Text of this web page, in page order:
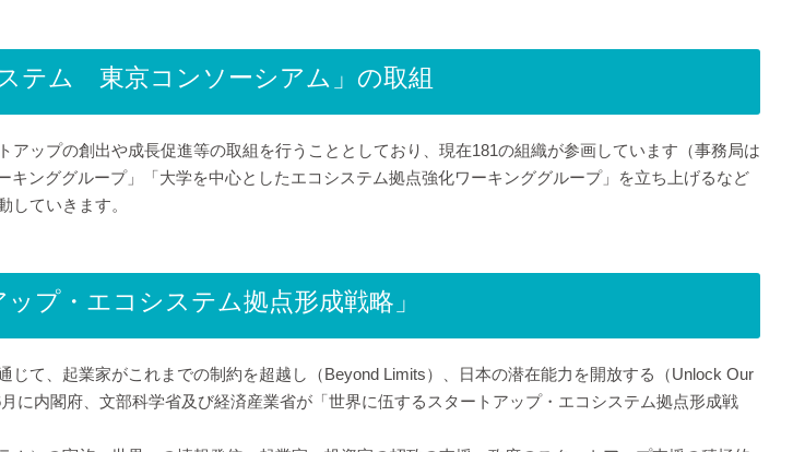
テム 東京コンソーシアム」の取組
ップの創出や成長促進等の取組を行うこととしており、現在181の組織が参画しています（事務局は
キンググループ」「大学を中心としたエコシステム拠点強化ワーキンググループ」を立ち上げるなど
ていきます。
プ・エコシステム拠点形成戦略」
て、起業家がこれまでの制約を超越し（Beyond Limits）、日本の潜在能力を開放する（Unlock Our
に内閣府、文部科学省及び経済産業省が「世界に伍するスタートアップ・エコシステム拠点形成戦